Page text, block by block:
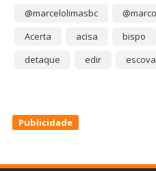
@marcelolimasbc
Acerta
acisa bispo
detaque
edir
Publicidade